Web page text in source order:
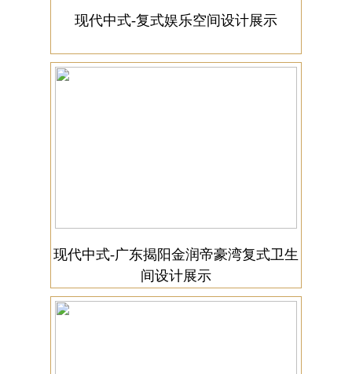
现代中式-复式娱乐空间设计展示
现代中式-广东揭阳金润帝豪湾复式卫生
间设计展示